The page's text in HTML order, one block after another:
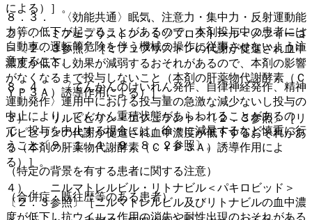
による）］。
２）． ミフェプリストン・ミソプロストール＜メフィーゴ
＞〔２．３参照〕［ミフェプリストンの代謝が促進され血中
濃度が低下し効果が減弱するおそれがあるので、本剤の影響
がなくなるまで投与しないこと（本剤の肝薬物代謝酵素（Ｃ
ＹＰ３Ａ）誘導作用による）］。
３）． リルピビリン＜エジュラント＞〔２．３参照〕［リ
ルピビリンの代謝が促進され血中濃度が低下するおそれがあ
る（本剤の肝薬物代謝酵素（ＣＹＰ３Ａ）誘導作用によ
る）］。
４）． ニルマトレルビル・リトナビル＜パキロビッド＞
〔２．３参照〕［ニルマトレルビル及びリトナビルの血中濃
度が低下し抗ウイルス作用の消失や耐性出現のおそれがある
８．３． 〈効能共通〉眠気、注意力・集中力・反射運動能
力等の低下が起こることがあるので、本剤投与中の患者には
自動車の運転等危険を伴う機械の操作に従事させないよう注
意すること。
８．４． 〈てんかんのけいれん発作、自律神経発作、精神
運動発作〉連用中における投与量の急激な減少ないし投与の
中止により、てんかん重積状態があらわれることがあるの
で、投与を中止する場合には、徐々に減量するなど慎重に行
うこと〔９．１．１、９．８．２参照〕。
（特定の背景を有する患者に関する注意）
（合併症・既往歴等のある患者）